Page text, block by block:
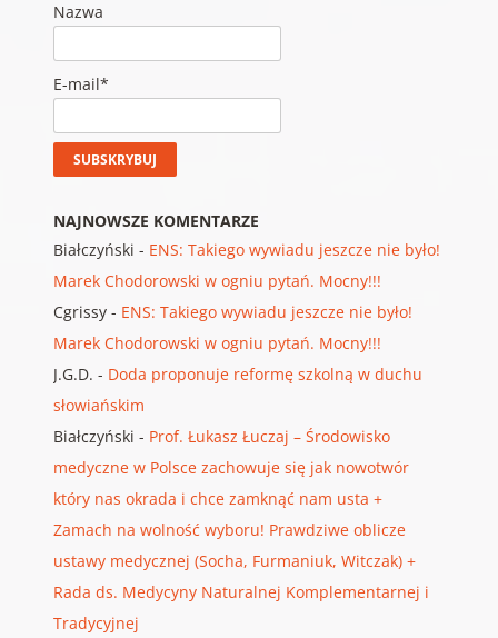
Nazwa
E-mail*
NAJNOWSZE KOMENTARZE
Białczyński - ENS: Takiego wywiadu jeszcze nie było!
Marek Chodorowski w ogniu pytań. Mocny!!!
Cgrissy- ENS: Takiego wywiadu jeszcze nie było!
Marek Chodorowski w ogniu pytań. Mocny!!!
J.G.D. - Doda proponuje reformę szkolną w duchu
słowiańskim
Białczyński - Prof. Łukasz Łuczaj – Środowisko
medyczne w Polsce zachowuje się jak nowotwór
który nas okrada i chce zamknąć nam usta +
Zamach na wolność wyboru! Prawdziwe oblicze
ustawy medycznej (Socha, Furmaniuk, Witczak) +
Rada ds. Medycyny Naturalnej Komplementarnej i
Tradycyjnej